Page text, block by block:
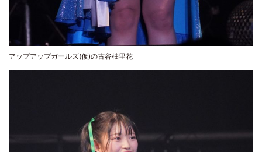
アップアップガールズ(仮)の古谷柚里花